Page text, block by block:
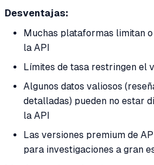
Desventajas:
Muchas plataformas limitan
la API
Límites de tasa restringen el
Algunos datos valiosos
detalladas) pueden no estar
la API
Las versiones premium de
para investigaciones a gran